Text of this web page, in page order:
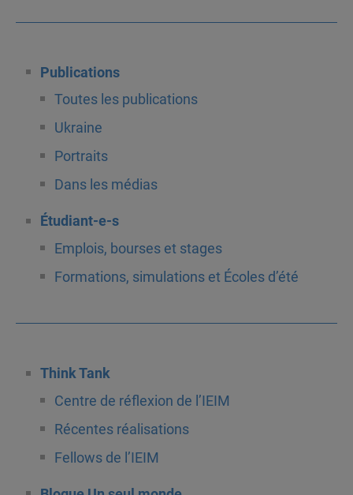
Publications
Toutes les publications
Ukraine
Portraits
Dans les médias
Étudiant-e-s
Emplois, bourses et stages
Formations, simulations et Écoles d’été
Think Tank
Centre de réflexion de l’IEIM
Récentes réalisations
Fellows de l’IEIM